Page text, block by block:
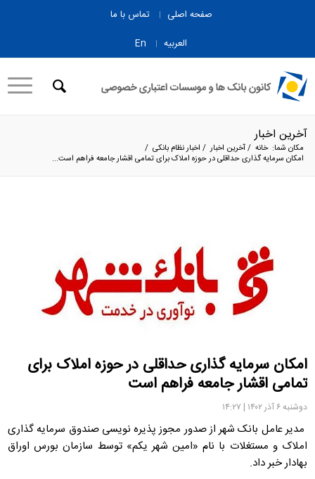
صفحه اصلی
تماس با ما
العربیه
En
آخرین اخبار
مکان شما: خانه /آخرین اخبار / اخبار نظام بانکی /
امکان سرمایه گذاری حداقلی در حوزه املاک برای تمامی اقشار جامعه فراهم است...
امکان سرمایه گذاری حداقلی در حوزه املاک برای
تمامی اقشار جامعه فراهم است
دوشنبه ۶ آذر ۱۴۰۲ | ۱۴:۲۷
مدیر عامل بانک شهر از صدور مجوز پذیره نویسی صندوق سرمایه گذاری
املاک و مستغلات با نام «امین شهر یکم» توسط سازمان بورس اوراق
بهادار خبر داد.